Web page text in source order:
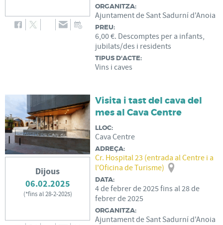
ORGANITZA:
Ajuntament de Sant Sadurní d'Anoia
PREU:
6,00 €. Descomptes per a infants,
jubilats/des i residents
TIPUS D'ACTE:
Vins i caves
Dijous
06.02.2025
(*fins al 28-2-2025)
Visita i tast del cava del
mes al Cava Centre
LLOC:
Cava Centre
ADREÇA:
Cr. Hospital 23 (entrada al Centre i a
l'Oficina de Turisme)
DATA:
4defebrerde2025 fins al28de
febrerde2025
ORGANITZA:
Ajuntament de Sant Sadurní d'Anoia